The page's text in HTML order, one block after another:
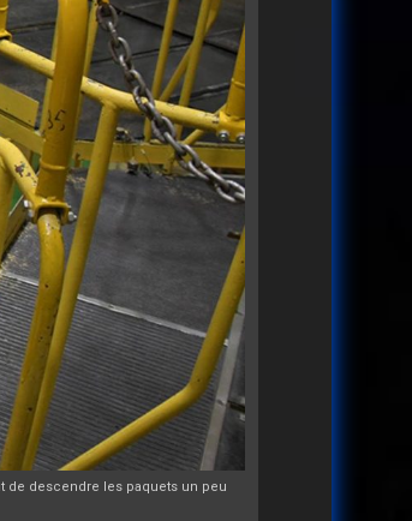
de descendre les paquets un peu